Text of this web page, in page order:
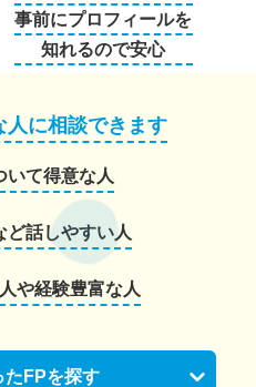
事前にプロフィールを
知れるので安心
人に相談できます
いて得意な人
ど話しやすい人
や経験豊富な人
たFPを探す